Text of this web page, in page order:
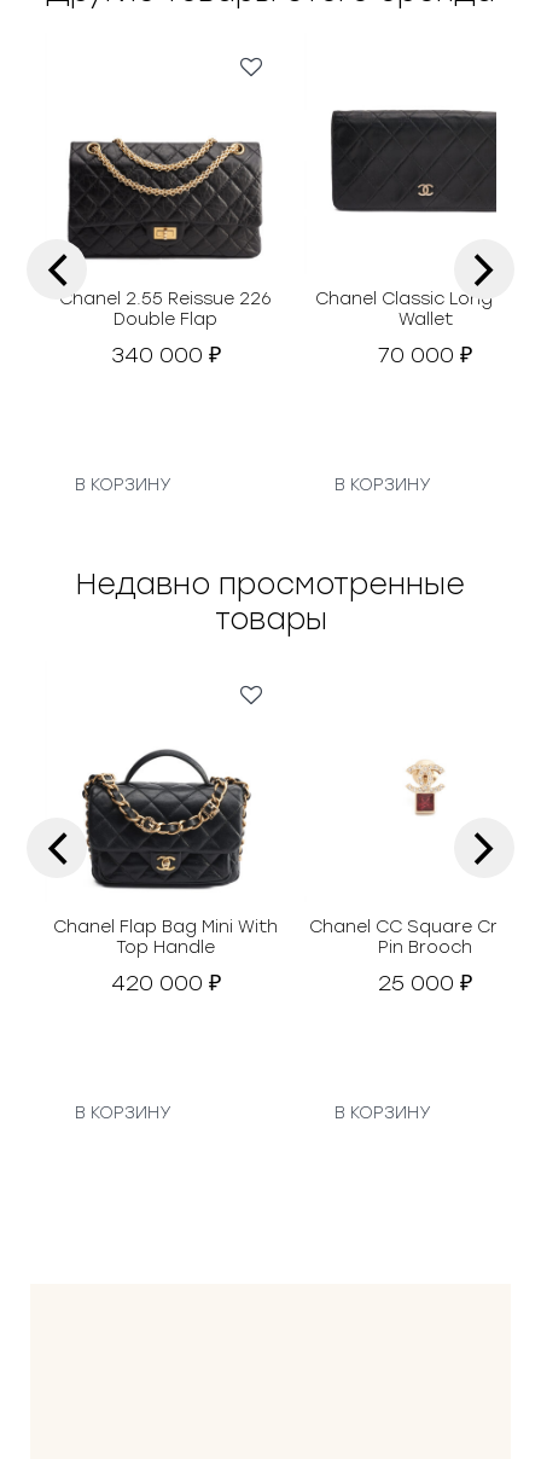
Chanel 2.55 Reissue 226
Double Flap
340 000 ₽
В КОРЗИНУ
Chanel Classic Long Flap
Wallet
70 000₽
В КОРЗИНУ
‹ ›
Недавно просмотренные
товары
Chanel Flap Bag Mini With
Top Handle
420 000 ₽
В КОРЗИНУ
Chanel СС Square Crystal
Pin Brooch
25 000₽
В КОРЗИНУ
‹ ›